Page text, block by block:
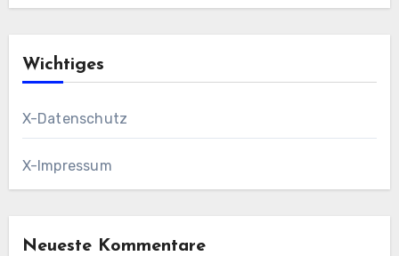
Wichtiges
X-Datenschutz
X-Impressum
Neueste Kommentare